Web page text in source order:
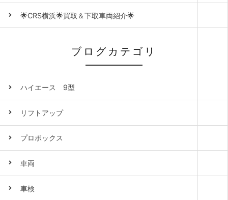
🌟CRS横浜🌟買取＆下取車両紹介🌟
ブログカテゴリ
ハイエース 9型
リフトアップ
プロボックス
車両
車検